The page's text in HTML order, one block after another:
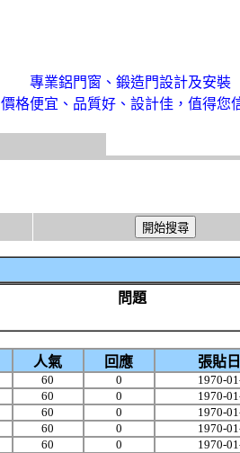
專業鋁門窗、鍛造門設計及安裝
價格便宜、品質好、設計佳，值得您
問題
人氣 回應 張貼
60 0
1970-
60
0
1970-
60
0
1970-
60
0
1970-
60
0
1970-